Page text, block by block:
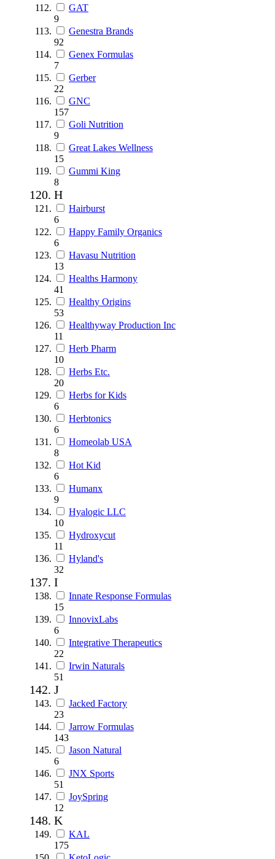
GAT
9
Genestra Brands
92
Genex Formulas
7
Gerber
22
GNC
157
Goli Nutrition
9
Great Lakes Wellness
15
Gummi King
8
H
Hairburst
6
Happy Family Organics
6
Havasu Nutrition
13
Healths Harmony
41
Healthy Origins
53
Healthyway Production Inc
11
Herb Pharm
10
Herbs Etc.
20
Herbs for Kids
6
Herbtonics
6
Homeolab USA
8
Hot Kid
6
Humanx
9
Hyalogic LLC
10
Hydroxycut
11
Hyland's
32
I
Innate Response Formulas
15
InnovixLabs
6
Integrative Therapeutics
22
Irwin Naturals
51
J
Jacked Factory
23
Jarrow Formulas
143
Jason Natural
6
JNX Sports
51
JoySpring
12
K
KAL
175